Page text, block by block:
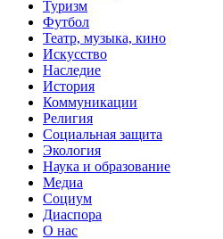
Туризм
Футбол
Театр, музыка, кино
Искусство
Наследие
История
Коммуникации
Религия
Социальная защита
Экология
Наука и образование
Медиа
Социум
Диаспора
О нас